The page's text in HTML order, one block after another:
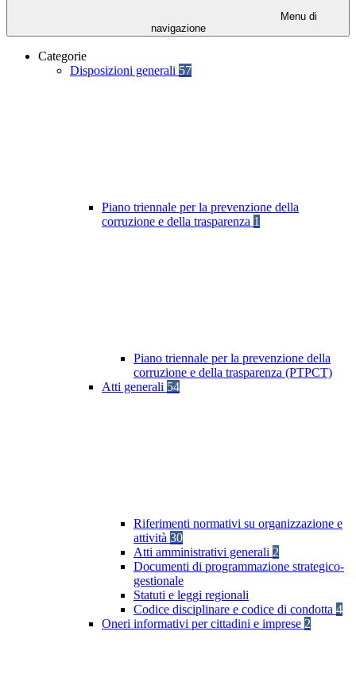
Menu di
navigazione
Categorie
Disposizioni generali 57
Piano triennale per la prevenzione della
corruzione e della trasparenza 1
Piano triennale per la prevenzione della
corruzione e della trasparenza (PTPCT)
Atti generali 54
Riferimenti normativi su organizzazione e
attività 30
Atti amministrativi generali 2
Documenti di programmazione strategico-
gestionale
Statuti e leggi regionali
Codice disciplinare e codice di condotta 4
Oneri informativi per cittadini e imprese 2